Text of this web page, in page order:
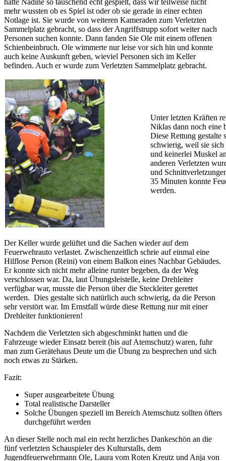
mehr wussten ob es Spiel ist oder ob sie gerade in einer echten
Notlage ist. Sie wurde von weiteren Kameraden zum Verletzten
Sammelplatz gebracht, so dass der Angriffstrupp sofort weiter nach
Personen suchen konnte. Dann fanden Sie Ole mit einem offenen
Schienbeinbruch. Ole wimmerte nur leise vor sich hin und konnte
auch keine Auskunft geben, wieviel Personen sich im Keller
befinden. Auch er wurde zum Verletzten Sammelplatz gebracht.
Unter letzten Kräften
Niklas dann noch eine
Diese Rettung gestalte
schwierig, weil sie sich
und keinerlei Muskel
anderen Verletzten
und
35 Minuten konnte
werden.
Der Keller wurde gelüftet und die Sachen wieder auf dem
Feuerwehrauto verlastet. Zwischenzeitlich schrie auf einmal eine
Hilflose Person (Reini) von einem Balkon eines Nachbar Gebäudes.
Er konnte sich nicht mehr alleine runter begeben, da der Weg
verschlossen war. Da, laut Übungsleistelle, keine Drehleiter
verfügbar war, musste die Person über die Steckleiter gerettet
werden. Dies gestalte sich natürlich auch schwierig, da die Person
sehr verstört war. Im Ernstfall würde diese Rettung nur mit einer
Drehleiter funktionieren!
Nachdem die Verletzten sich abgeschminkt hatten und die
Fahrzeuge wieder Einsatz bereit (bis auf Atemschutz) waren, fuhr
man zum Gerätehaus Deute um die Übung zu besprechen und sich
noch etwas zu Stärken.
Fazit:
Super ausgearbeitete Übung
Total realistische Darsteller
Solche Übungen speziell im Bereich Atemschutz sollten öfters
durchgeführt werden
An dieser Stelle noch mal ein recht herzliches Dankeschön an die
fünf verletzten Schauspieler des Kulturstalls, dem
Jugendfeuerwehrmann Ole, Laura vom Roten Kreutz und Anja von